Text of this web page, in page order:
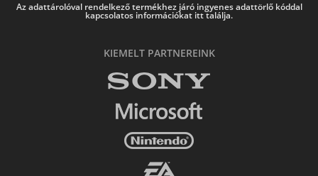
Az adattárolóval rendelkező termékhez járó ingyenes adattörlő kóddal
kapcsolatos információkat itt találja.
KIEMELT PARTNEREINK